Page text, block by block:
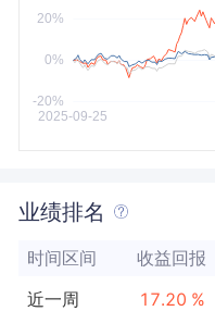
业绩排名
时间区间 收益回报
近一周 17.20 %